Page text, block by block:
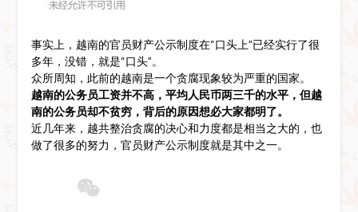
事实上，越南的官员财产公示制度在“口头上”已经实行了很
多年，没错，就是“口头”。
众所周知，此前的越南是一个贪腐现象较为严重的国家。
越南的公务员工资并不高，平均人民币两三千的水平，但越
南的公务员却不贫穷，背后的原因想必大家都明了。
近几年来，越共整治贪腐的决心和力度都是相当之大的，也
做了很多的努力，官员财产公示制度就是其中之一。